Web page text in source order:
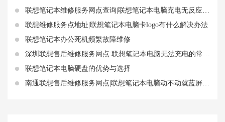
联想笔记本维修服务网点查询|联想笔记本电脑充电无反应故障原因和方案
联想维修服务点地址|联想笔记本电脑卡logo有什么解决办法
联想笔记本办公死机频繁故障维修
深圳联想售后维修服务网点:联想笔记本电脑无法充电的常见故障及解决方法
联想笔记本电脑硬盘的优势与选择
南通联想售后维修服务网点|联想笔记本电脑动不动就蓝屏了怎么办？这些技巧或许能帮到你